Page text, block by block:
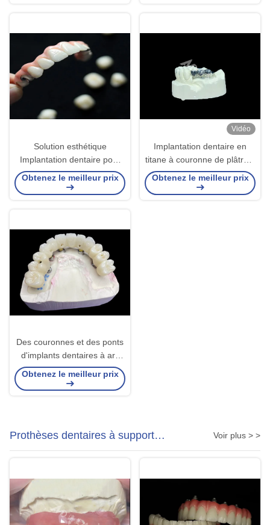
Solution esthétique
Implantation dentaire pont
de couronne pour adultes
remplaçant les dents
Obtenez le meilleur prix
Vidéo
Implantation dentaire en
titane à couronne de plâtre à
longue durée de vie pour
remplacer les dents
Obtenez le meilleur prix
Des couronnes et des ponts
d'implants dentaires à arc
complet restaurent la
fonction et l'esthétique avec
Obtenez le meilleur prix
Prothèses dentaires à support
d'implant
Voir plus > >